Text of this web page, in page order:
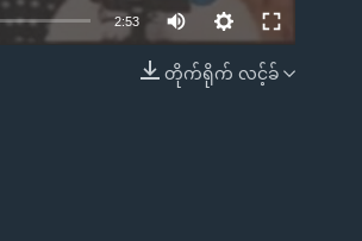
EMBED
2:53
တိုက်ရိုက် လင့်ခ်